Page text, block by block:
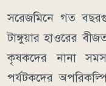
সরেজমিনে গত
টাঙ্গুয়ার হাওরের
কৃষকদের নানা
পর্যটকদের